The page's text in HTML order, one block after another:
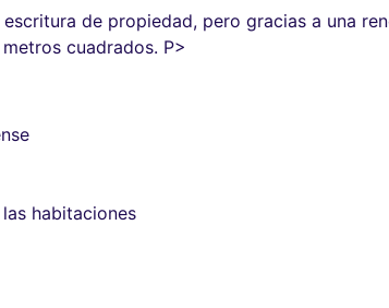
de propiedad, pero gracias a una
cuadrados. P>
habitaciones